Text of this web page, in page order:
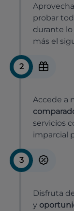
probar
durante
más el
2
Accede a
servicios
imparcial
3
Disfruta
y